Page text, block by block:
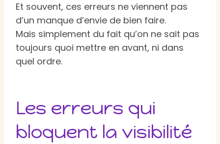
Et souvent, ces erreurs ne viennent pas
d’un manque d’envie de bien faire.
Mais simplement du fait qu’on ne sait pas
toujours quoi mettre en avant, ni dans
quel ordre.
Les erreurs qui
bloquent la visibilité